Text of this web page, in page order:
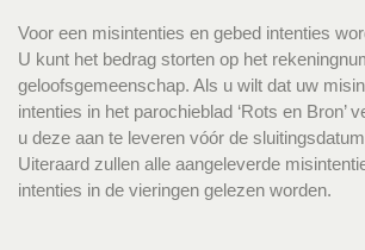
Voor een misintenties en gebed intenties
U kunt het bedrag storten op het
geloofsgemeenschap. Als u wilt dat uw
intenties in het parochieblad ‘Rots en Bron’
u deze aan te leveren vóór de
Uiteraard zullen alle aangeleverde
intenties in de vieringen gelezen worden.